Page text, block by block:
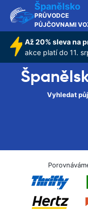
Španělsko
PRŮVODCE
PŮJČOVNAMI
Až 20% sleva na
akce platí do 11.
Vyhledat